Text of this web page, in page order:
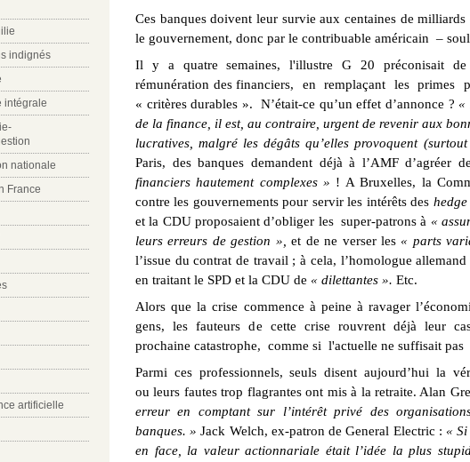
indignés
intégrale
nationale
France
artificielle
Ces banques doivent leur survie aux centaines de
le gouvernement, donc par le contribuable américain –
Il y a quatre semaines, l'illustre G 20 préconisait
rémunération des financiers, en remplaçant les primes
« critères durables ».
N’était-ce qu’un effet d’annonce ?«
de la finance, il est, au contraire, urgent de revenir aux
lucratives, malgré les dégâts qu’elles provoquent
Paris, des banques demandent déjà à l’AMF d’agréer
financiers hautement complexes » ! A Bruxelles, la
contre les gouvernements pour servir les intérêts des
et la CDU proposaient d’obliger les super-patrons à «
leurs erreurs de gestion »,
et de ne verser les« parts
l’issue du contrat de travail ; à cela, l’homologue
en traitant le SPD et la CDU de « dilettantes ». Etc.
Alors que la crise commence à peine à ravager
gens, les fauteurs de cette crise rouvrent déjà leur
prochaine catastrophe, comme si l'actuelle ne suffisait pas
Parmi ces professionnels, seuls disent aujourd’hui la
ou leurs fautes trop flagrantes ont mis à la retraite. Alan
erreur en comptant sur l’intérêt privé des
banques. » Jack Welch, ex-patron de General Electric : « Si
en face, la valeur actionnariale était l’idée la plus